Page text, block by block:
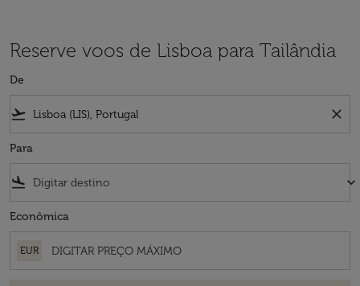
Reserve voos de Lisboa para Tailândia
De
flight_takeoff close
Para
flight_land keyboard_arrow_down
Econômica
EUR